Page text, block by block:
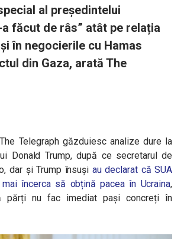
al președintelui
a făcut de râs” atât pe relația
în negocierile cu Hamas
din Gaza, arată The
Telegraph găzduiesc analize dure la
Donald Trump, după ce secretarul de
dar și Trump însuși au declarat că SUA
încerca să obțină pacea în Ucraina,
părți nu fac imediat pași concreți în